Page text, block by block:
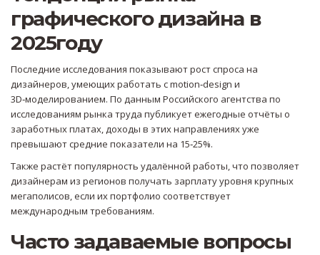
графического дизайна в
2025году
Последние исследования показывают рост спроса на
дизайнеров, умеющих работать с motion‑design и
3D‑моделированием. По данным Российского агентства по
исследованиям рынка труда публикует ежегодные отчёты о
заработных платах, доходы в этих направлениях уже
превышают средние показатели на 15‑25%.
Также растёт популярность удалённой работы, что позволяет
дизайнерам из регионов получать зарплату уровня крупных
мегаполисов, если их портфолио соответствует
международным требованиям.
Часто задаваемые вопросы